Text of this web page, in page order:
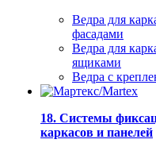
Ведра для
фасадами
Ведра для
ящиками
Ведра с
18. Системы
каркасов и панелей